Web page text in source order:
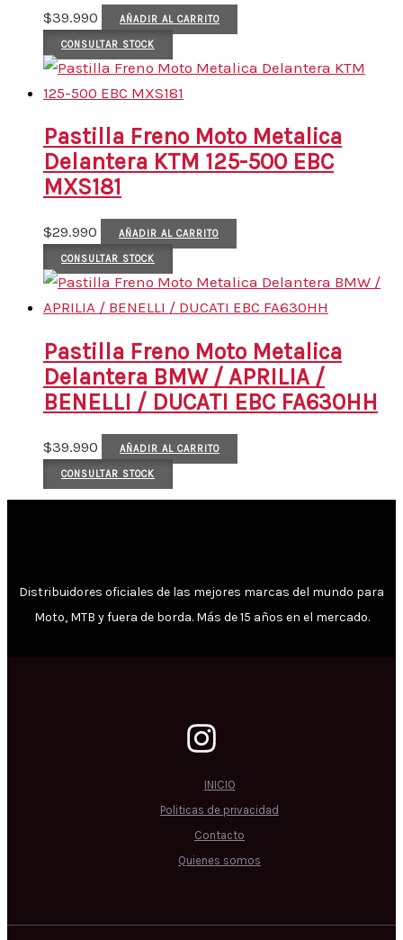
$39.990 AÑADIR AL CARRITO
CONSULTAR STOCK
Pastilla Freno Moto Metalica
Delantera KTM 125-500 EBC
MXS181
$29.990 AÑADIR AL CARRITO
CONSULTAR STOCK
Pastilla Freno Moto Metalica
Delantera BMW / APRILIA /
BENELLI / DUCATI EBC FA630HH
$39.990 AÑADIR AL CARRITO
CONSULTAR STOCK
Distribuidores oficiales de las mejores marcas del mundo para
Moto, MTB y fuera de borda. Más de 15 años en el mercado.
INICIO
Politicas de privacidad
Contacto
Quienes somos